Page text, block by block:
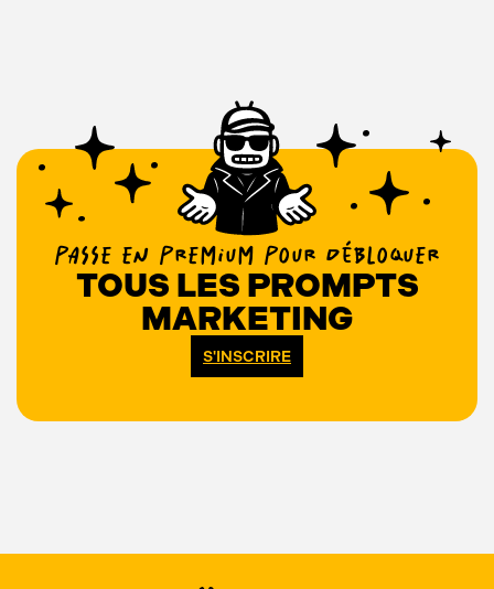
PASSE EN PREMIUM POUR DÉBLOQUER
TOUS LES PROMPTS
MARKETING
S'INSCRIRE